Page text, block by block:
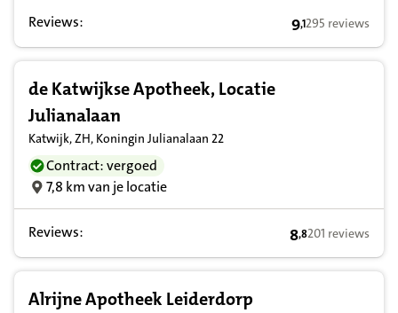
Reviews: 9,1 op basis van
9,1295 reviews
de Katwijkse Apotheek, Locatie
Julianalaan
Katwijk, ZH, Koningin Julianalaan 22
Contract: vergoed
7,8 km van je locatie
Reviews: 8,8 op basis van
8,8201 reviews
Alrijne Apotheek Leiderdorp